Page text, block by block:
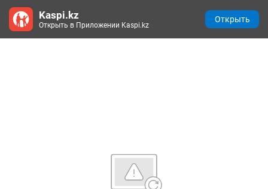
Kaspi.kz
Открыть в Приложении Kaspi.kz
Открыть